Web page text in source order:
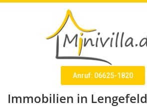
Anruf: 06625-1820
Immobilien in Lengefeld